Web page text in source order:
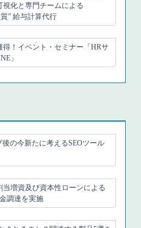
視化と専門チームによる
” 給与計算代行
得！イベント・セミナー「HRサ
」
後の今新たに考えるSEOツール
当増資及び資本性ローンによる
調達を実施